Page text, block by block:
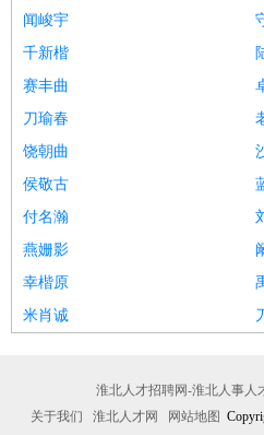
闻峻宇
千新楷
赛丰曲
刀瑜春
饶朝曲
侯敬古
付名瀚
燕姗影
幸楷原
米肖诚
淮北人才招聘网-淮北人事人
关于我们
淮北人才网 网站地图